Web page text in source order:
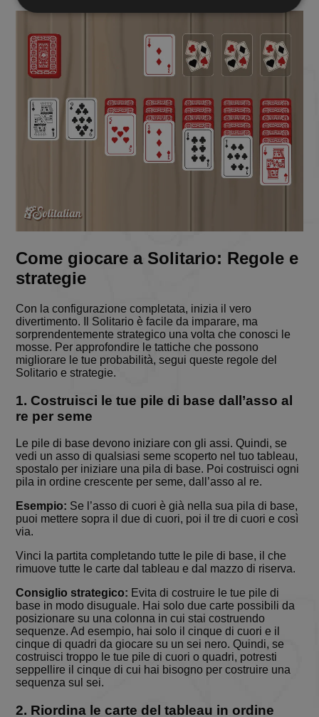
Come giocare a Solitario: Regole e
strategie
Con la configurazione completata, inizia il vero
divertimento. Il Solitario è facile da imparare, ma
sorprendentemente strategico una volta che conosci le
mosse. Per approfondire le tattiche che possono
migliorare le tue probabilità, segui queste regole del
Solitario e strategie.
1. Costruisci le tue pile di base dall’asso al
re per seme
Le pile di base devono iniziare con gli assi. Quindi, se
vedi un asso di qualsiasi seme scoperto nel tuo tableau,
spostalo per iniziare una pila di base. Poi costruisci ogni
pila in ordine crescente per seme, dall’asso al re.
Esempio: Se l’asso di cuori è già nella sua pila di base,
puoi mettere sopra il due di cuori, poi il tre di cuori e così
via.
Vinci la partita completando tutte le pile di base, il che
rimuove tutte le carte dal tableau e dal mazzo di riserva.
Consiglio strategico: Evita di costruire le tue pile di
base in modo disuguale. Hai solo due carte possibili da
posizionare su una colonna in cui stai costruendo
sequenze. Ad esempio, hai solo il cinque di cuori e il
cinque di quadri da giocare su un sei nero. Quindi, se
costruisci troppo le tue pile di cuori o quadri, potresti
seppellire il cinque di cui hai bisogno per costruire una
sequenza sul sei.
2. Riordina le carte del tableau in ordine
Strettamente
Performance
Targeting
funzionalità principali del sito web come l'accesso
dell'utente e la gestione dell'account. Il sito web non
può essere utilizzato correttamente senza i cookie
strettamente necessari.
Nome
Fornitore/
Dominio
Scadenza
BlissCo .solitalian.it 5 anni
This cookie
BlissCrossLoad
.solitalian.it 1 giorno
This
used when
loads the
game.
BlissData
.solitalian.it 5 anni
This cookie
player's
statistics,
BlissGuestSt
.solitalian.it 1 anno
This cookie
stores data
player's
statistics
are shown
game
BlissIsNewIpad
.solitalian.it
4
settimane
2 giorni
Used for
game to